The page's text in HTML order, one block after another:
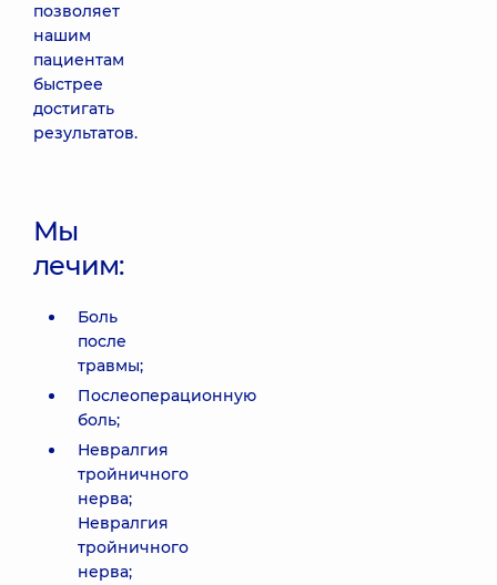
позволяет
нашим
пациентам
быстрее
достигать
результатов.
Мы
лечим:
Боль
после
травмы;
Послеоперационную
боль;
Невралгия
тройничного
нерва;
Невралгия
тройничного
нерва;